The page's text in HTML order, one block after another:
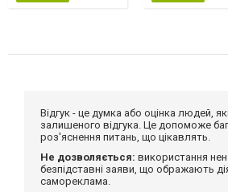
Відгук - це думка або оцінка людей,
залишеного відгука. Це допоможе
роз'яснення питань, що цікавлять.
Не дозволяється: використання
безпідставні заяви, що ображають
самореклама.